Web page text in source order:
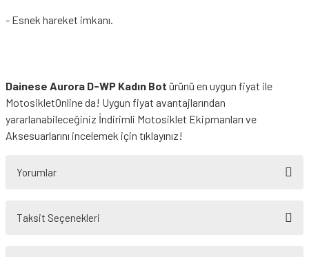
- Esnek hareket imkanı.
Dainese Aurora D-WP Kadın Bot ürünü en uygun fiyat ile
MotosikletOnline da! Uygun fiyat avantajlarından
yararlanabileceğiniz İndirimli Motosiklet Ekipmanları ve
Aksesuarlarını incelemek için tıklayınız!
Yorumlar
Taksit Seçenekleri